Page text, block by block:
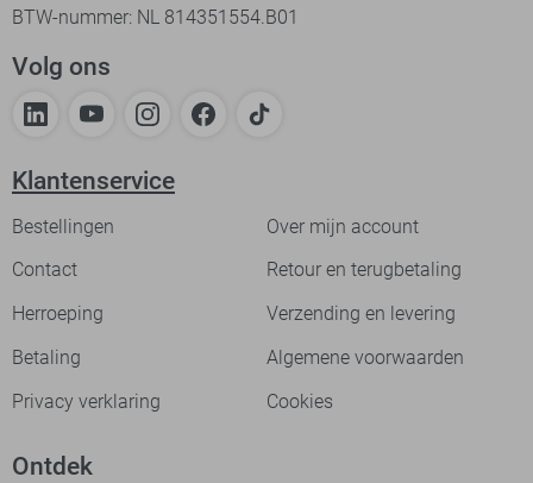
BTW-nummer: NL 814351554.B01
Volg ons
Klantenservice
Bestellingen
Over mijn account
Contact
Retour en terugbetaling
Herroeping
Verzending en levering
Betaling
Algemene voorwaarden
Privacy verklaring
Cookies
Ontdek